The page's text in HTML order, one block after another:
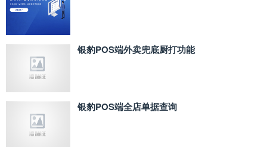
银豹POS端外卖兜底厨打功能
银豹POS端全店单据查询